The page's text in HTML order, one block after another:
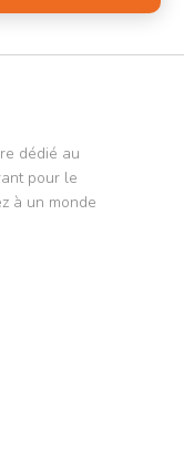
dédié au
pour le
à un monde